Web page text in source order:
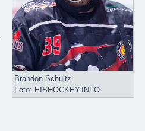
Brandon Schultz
Foto: EISHOCKEY.INFO.